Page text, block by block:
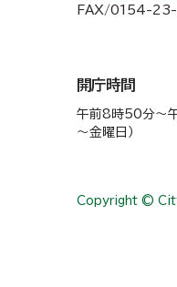
FAX/0154-
開庁時間
午前8時50分～
～金曜日）
Copyright ©